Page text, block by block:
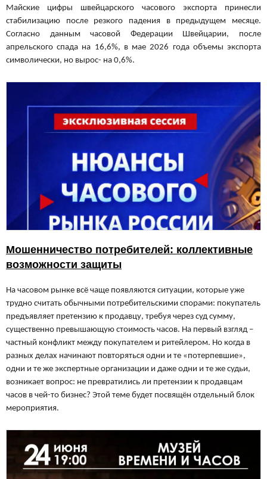
Майские цифры швейцарского часового экспорта принесли
стабилизацию после резкого падения в предыдущем месяце.
Согласно данным часовой Федерации Швейцарии, после
апрельского спада на 16,6%, в мае 2026 года объемы экспорта
символически, но вырос- на 0,6%.
Мошенничество потребителей: коллективные
возможности защиты
На часовом рынке всё чаще появляются ситуации, которые уже
трудно считать обычными потребительскими спорами: покупатель
предъявляет претензию к продавцу, требуя через суд сумму,
существенно превышающую стоимость часов. На первый взгляд –
частный конфликт между покупателем и ритейлером. Но когда в
разных делах начинают повторяться одни и те «потерпевшие»,
одни и те же экспертные организации и даже одни и те же судьи,
возникает вопрос: не превратились ли претензии к продавцам
часов в чей-то бизнес? Этой теме будет посвящён отдельный блок
мероприятия.